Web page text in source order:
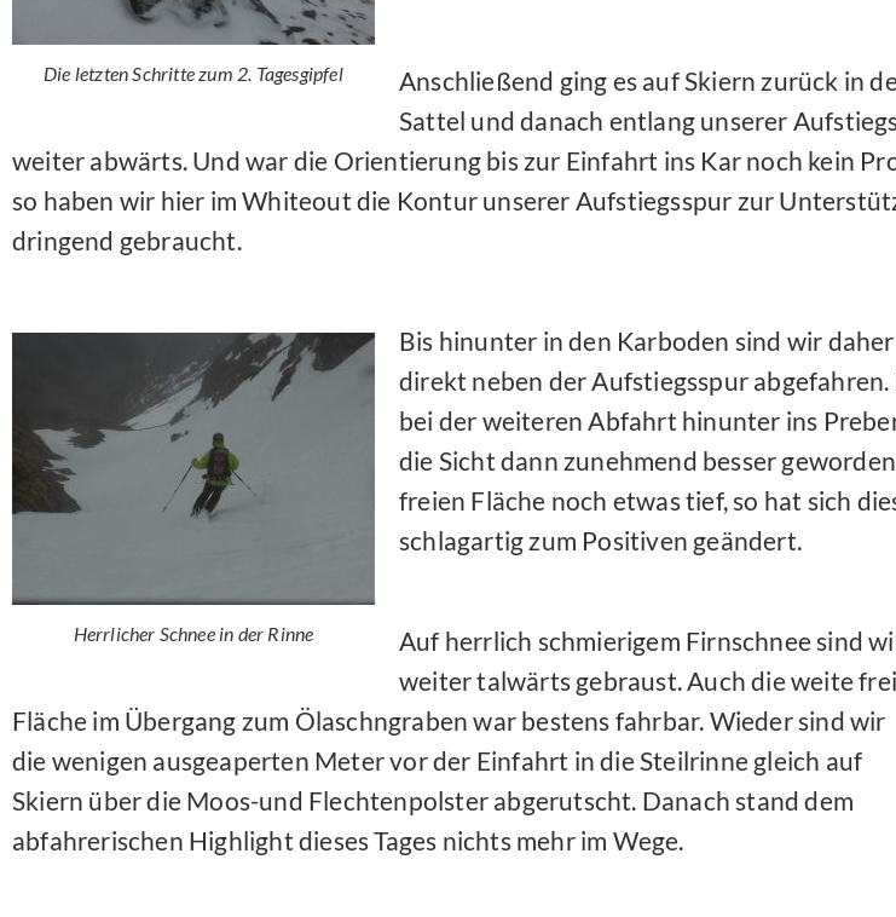
Die letzten Schritte zum 2. Tagesgipfel
Anschließend ging es auf Skiern zurück in
Sattel und danach entlang unserer
weiter abwärts. Und war die Orientierung bis zur Einfahrt ins Kar noch kein
so haben wir hier im Whiteout die Kontur unserer Aufstiegsspur zur
dringend gebraucht.
Herrlicher Schnee in der Rinne
Bis hinunter in den Karboden sind wir
direkt neben der Aufstiegsspur abgefahren.
bei der weiteren Abfahrt hinunter ins
die Sicht dann zunehmend besser
freien Fläche noch etwas tief, so hat sich
schlagartig zum Positiven geändert.
Auf herrlich schmierigem Firnschnee sind
weiter talwärts gebraust. Auch die weite
Fläche im Übergang zum Ölaschngraben war bestens fahrbar. Wieder sind wir
die wenigen ausgeaperten Meter vor der Einfahrt in die Steilrinne gleich auf
Skiern über die Moos-und Flechtenpolster abgerutscht. Danach stand dem
abfahrerischen Highlight dieses Tages nichts mehr im Wege.